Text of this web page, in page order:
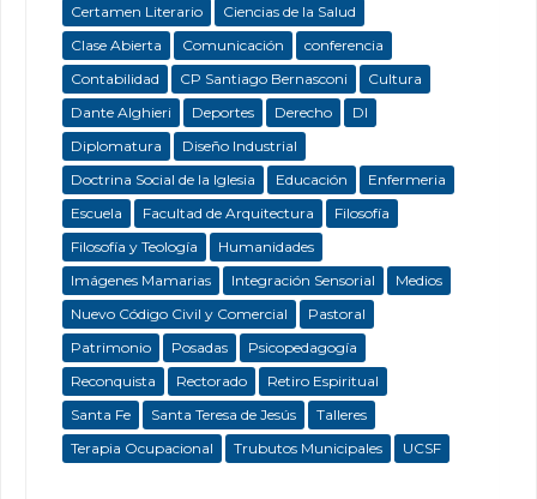
Certamen Literario
Ciencias de la Salud
Clase Abierta
Comunicación
conferencia
Contabilidad
CP Santiago Bernasconi
Cultura
Dante Alghieri
Deportes Derecho
DI
Diplomatura
Diseño Industrial
Doctrina Social de la Iglesia
Educación
Enfermeria
Escuela
Facultad de Arquitectura
Filosofía
Filosofía y Teología
Humanidades
Imágenes Mamarias
Integración Sensorial
Medios
Nuevo Código Civil y Comercial
Pastoral
Patrimonio
Posadas
Psicopedagogía
Reconquista
Rectorado
Retiro Espiritual
Santa Fe
Santa Teresa de Jesús
Talleres
Terapia Ocupacional
Trubutos Municipales UCSF